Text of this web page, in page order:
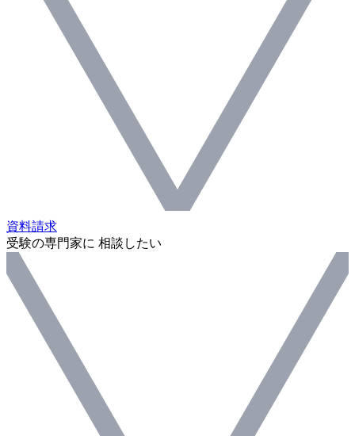
資料請求
受験の専門家に 相談したい